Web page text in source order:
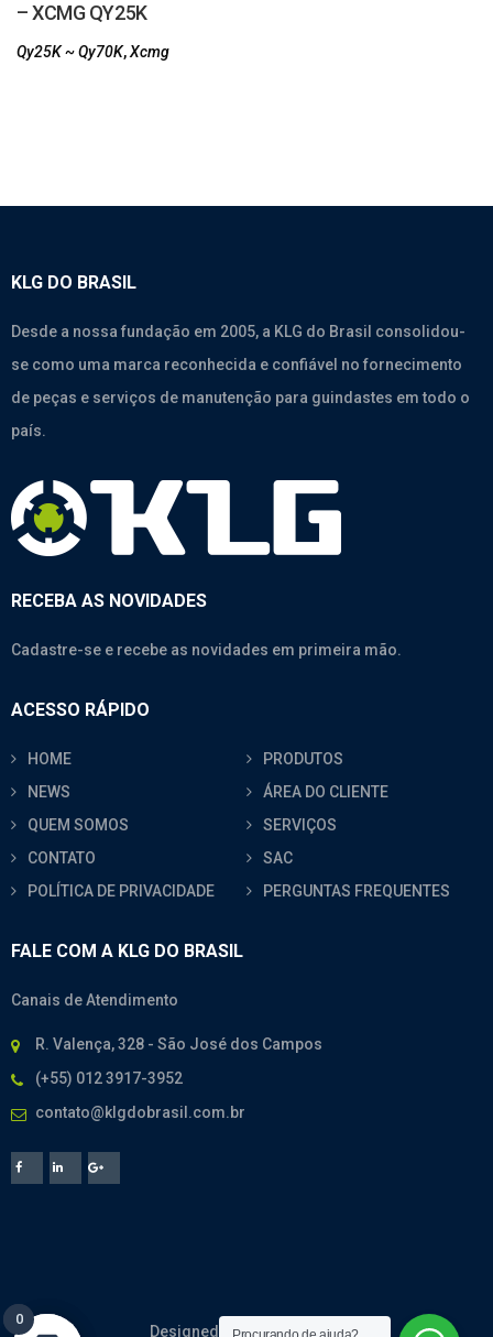
– XCMG QY25K
Qy25K ~ Qy70K,Xcmg
KLG DO BRASIL
Desde a nossa fundação em 2005, a KLG do Brasil consolidou-
se como uma marca reconhecida e confiável no fornecimento
de peças e serviços de manutenção para guindastes em todo o
país.
RECEBA AS NOVIDADES
Cadastre-se e recebe as novidades em primeira mão.
ACESSO RÁPIDO
HOME
PRODUTOS
NEWS
ÁREA DO CLIENTE
QUEM SOMOS
SERVIÇOS
CONTATO
SAC
POLÍTICA DE PRIVACIDADE
PERGUNTAS FREQUENTES
FALE COM A KLG DO BRASIL
Canais de Atendimento
R. Valença, 328 - São José dos Campos
(+55) 012 3917-3952
contato@klgdobrasil.com.br
Designed By CodeMesh
0
0